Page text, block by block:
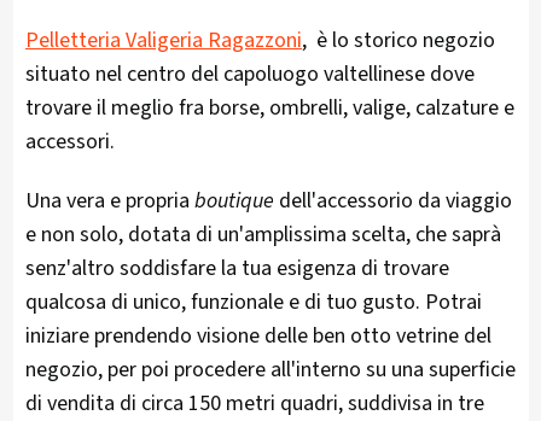
Pelletteria Valigeria Ragazzoni, è lo storico negozio
situato nel centro del capoluogo valtellinese dove
trovare il meglio fra borse, ombrelli, valige, calzature e
accessori.
Una vera e propria boutique dell'accessorio da viaggio
e non solo, dotata di un'amplissima scelta, che saprà
senz'altro soddisfare la tua esigenza di trovare
qualcosa di unico, funzionale e di tuo gusto. Potrai
iniziare prendendo visione delle ben otto vetrine del
negozio, per poi procedere all'interno su una superficie
di vendita di circa 150 metri quadri, suddivisa in tre